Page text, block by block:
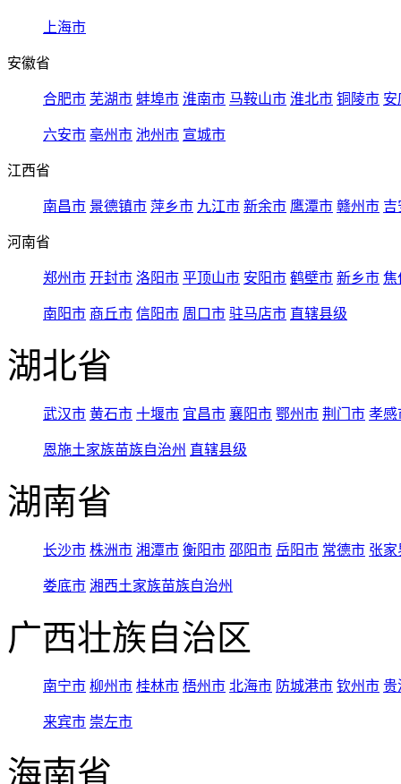
上海市
安徽省
合肥市 芜湖市 蚌埠市 淮南市 马鞍山市 淮北市 铜陵市 安
六安市 亳州市 池州市 宣城市
江西省
南昌市 景德镇市 萍乡市 九江市 新余市 鹰潭市 赣州市 吉
河南省
郑州市 开封市 洛阳市 平顶山市 安阳市 鹤壁市 新乡市 焦
南阳市 商丘市 信阳市 周口市 驻马店市 直辖县级
湖北省
武汉市 黄石市 十堰市 宜昌市 襄阳市 鄂州市 荆门市 孝感
恩施土家族苗族自治州 直辖县级
湖南省
长沙市 株洲市 湘潭市 衡阳市 邵阳市 岳阳市 常德市 张家
娄底市 湘西土家族苗族自治州
广西壮族自治区
南宁市 柳州市 桂林市 梧州市 北海市 防城港市 钦州市 贵
来宾市 崇左市
海南省